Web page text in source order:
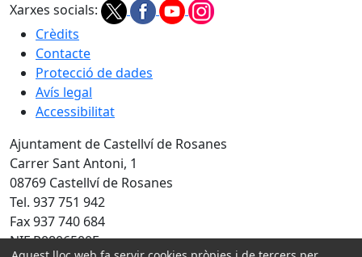
Xarxes socials:
Crèdits
Contacte
Protecció de dades
Avís legal
Accessibilitat
Ajuntament de Castellví de Rosanes
Carrer Sant Antoni, 1
08769 Castellví de Rosanes
Tel. 937 751 942
Fax 937 740 684
NIF P0806500E